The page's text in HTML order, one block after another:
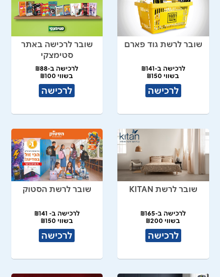
שובר לרשת גוד פארם
לרכישה ב-₪141
בשווי ₪150
לרכישה
שובר לרכישה באתר
סטימצקי
לרכישה ב-₪88
בשווי ₪100
לרכישה
שובר לרשת KITAN
לרכישה ב-₪165
בשווי ₪200
לרכישה
שובר לרשת הסטוק
לרכישה ב- ₪141
בשווי ₪150
לרכישה